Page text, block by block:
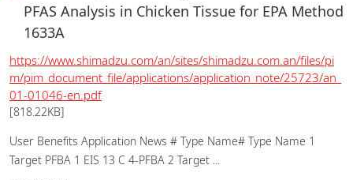
PFAS Analysis in Chicken Tissue for EPA Method
1633A
https://www.shimadzu.com/an/sites/shimadzu.com.an/files/pi
m/pim_document_file/applications/application_note/25723/an_
01-01046-en.pdf
[818.22KB]
User Benefits Application News # Type Name# Type Name 1
Target PFBA 1 EIS 13 C 4-PFBA 2 Target ...